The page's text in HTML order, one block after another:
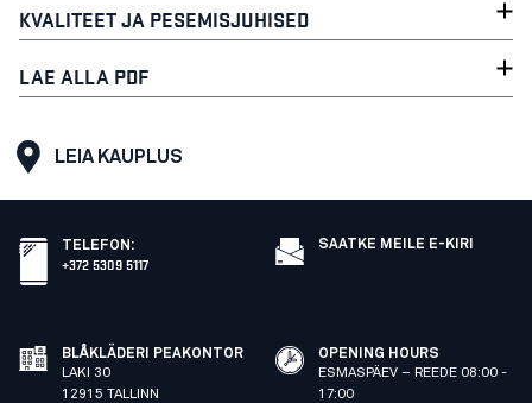
KVALITEET JA PESEMISJUHISED
LAE ALLA PDF
LEIA KAUPLUS
TELEFON :
+372 5309 5117
SAATKE MEILE E-KIRI
BLÅKLÄDERI PEAKONTOR
LAKI 30
12915 TALLINN
OPENING HOURS
ESMASPÄEV – REEDE 08:00 -
17:00